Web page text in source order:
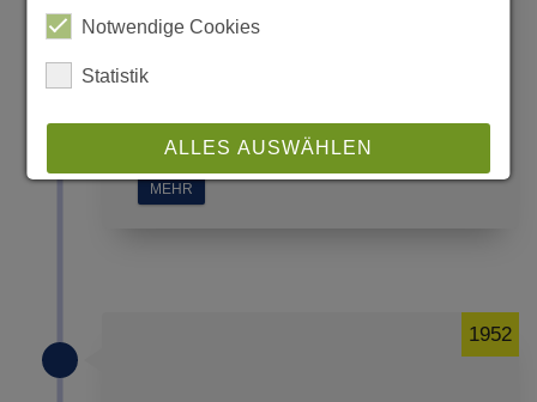
1952 wird in Landefeld Kirmes
Beinen und gestaltet den Festzug.
MEHR
1952
Notwendige Cookies
Statistik
ALLES AUSWÄHLEN